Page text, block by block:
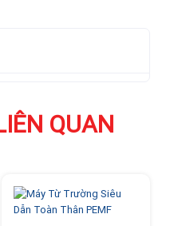
QUAN